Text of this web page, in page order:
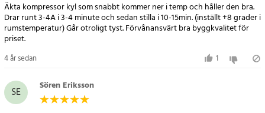
Äkta kompressor kyl som snabbt kommer ner i temp och håller den bra.
Drar runt 3-4A i 3-4 minute och sedan stilla i 10-15min. (inställt +8 grader i
rumstemperatur) Går otroligt tyst. Förvånansvärt bra byggkvalitet för
priset.
4 år sedan 1
SE Sören Eriksson